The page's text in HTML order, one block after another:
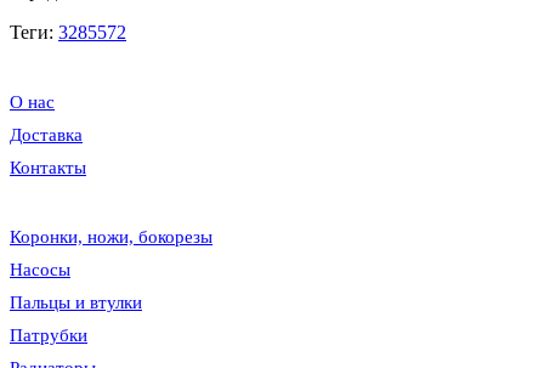
Теги: 3285572
О нас
Доставка
Контакты
Коронки, ножи, бокорезы
Насосы
Пальцы и втулки
Патрубки